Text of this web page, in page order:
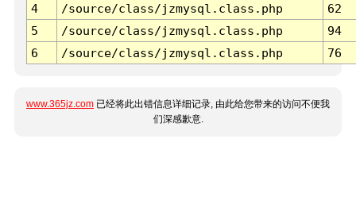
4
/source/class/jzmysql.class.php
62
5
/source/class/jzmysql.class.php
94
6
/source/class/jzmysql.class.php 76
www.365jz.com 已经将此出错信息详细记录, 由此给您带来的访问不便我
们深感歉意.